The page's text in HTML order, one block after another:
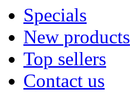
Specials
New products
Top sellers
Contact us